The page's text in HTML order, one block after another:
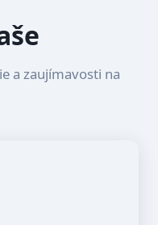
a zaujímavosti na